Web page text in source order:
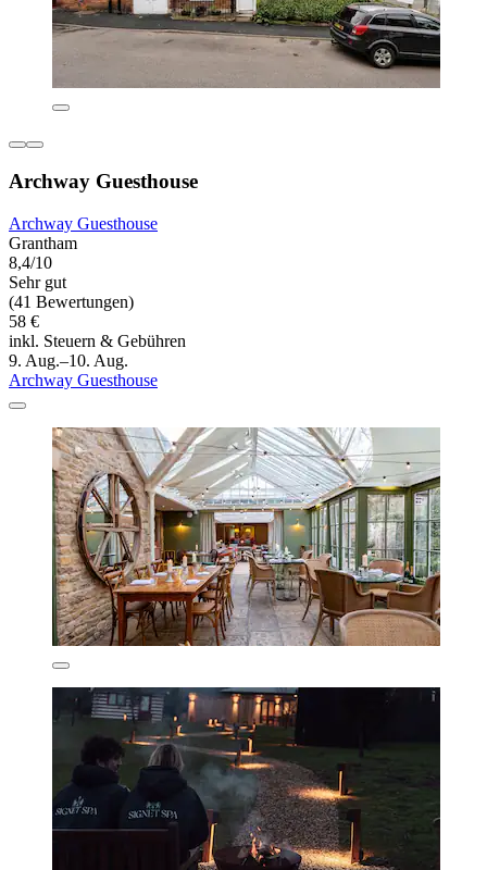
Archway Guesthouse
Archway Guesthouse
Grantham
8,4/10
Sehr gut
(41 Bewertungen)
58 €
inkl. Steuern & Gebühren
9. Aug.–10. Aug.
Archway Guesthouse